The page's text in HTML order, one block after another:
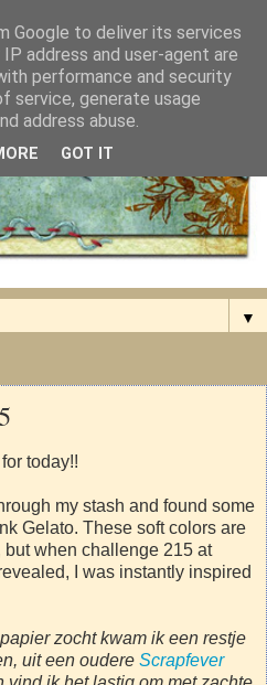
▼
today!!
my stash and found some
Gelato. These soft colors are
when challenge 215 at
I was instantly inspired
zocht kwam ik een restje
uit een oudere Scrapfever
Google to deliver its services
address and user-agent are
performance and security
service, generate usage
address abuse.
GOT IT